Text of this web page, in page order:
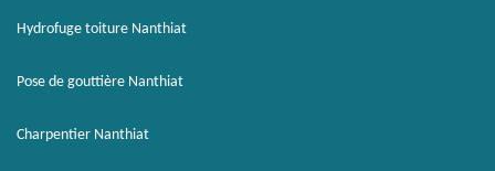
Hydrofuge toiture Nanthiat
Pose de gouttière Nanthiat
Charpentier Nanthiat